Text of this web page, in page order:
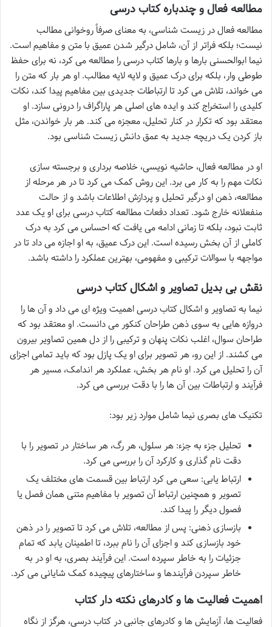
مطالعه فعال و چندباره کتاب درسی
مطالعه فعال در زیست شناسی، به معنای صرفاً روخوانی مطالب
نیست؛ بلکه فراتر از آن، شامل درگیر شدن عمیق با متن و مفاهیم است.
نیما ابوالحسنی بارها و بارها کتاب درسی را مطالعه می کرد، نه برای حفظ
طوطی وار، بلکه برای درک عمیق و لایه لایه مطالب. او هر بار که متن را
می خواند، تلاش می کرد تا ارتباطات جدیدی بین مفاهیم پیدا کند، نکات
کلیدی را استخراج کند و ایده های اصلی هر پاراگراف را درونی سازد. او
معتقد بود که تکرار در کنار تحلیل، معجزه می کند. هر بار خواندن، مثل
باز کردن یک دریچه جدید به عمق دانش زیست شناسی بود.
او در مطالعه فعال، حاشیه نویسی، خلاصه برداری و برجسته سازی
نکات مهم را به کار می برد. این روش کمک می کرد تا در هر مرحله از
مطالعه، ذهن او درگیر تحلیل و پردازش اطلاعات باشد و از حالت
منفعلانه خارج شود. تعداد دفعات مطالعه کتاب درسی برای او یک عدد
ثابت نبود، بلکه تا زمانی ادامه می یافت که احساس می کرد به درک
کاملی از آن بخش رسیده است. این درک عمیق، به او اجازه می داد تا در
مواجهه با سوالات ترکیبی و مفهومی، بهترین عملکرد را داشته باشد.
نقش بی بدیل تصاویر و اشکال کتاب درسی
نیما به تصاویر و اشکال کتاب درسی اهمیت ویژه ای می داد و آن ها را
دروازه هایی به سوی ذهن طراحان کنکور می دانست. او معتقد بود که
طراحان سوال، اغلب نکات پنهان و ترکیبی را از دل همین تصاویر بیرون
می کشند. از این رو، هر تصویر برای او یک پازل بود که باید تمامی اجزای
آن را تحلیل می کرد. او نام هر بخش، عملکرد هر اندامک، مسیر هر
فرآیند و ارتباطات بین آن ها را با دقت بررسی می کرد.
تکنیک های بصری نیما شامل موارد زیر بود:
تحلیل جزء به جزء: هر سلول، هر رگ، هر ساختار در تصویر را با
دقت نام گذاری و کارکرد آن را بررسی می کرد.
ارتباط یابی: سعی می کرد ارتباط بین قسمت های مختلف یک
تصویر و همچنین ارتباط آن تصویر با مفاهیم متنی همان فصل یا
فصول دیگر را پیدا کند.
بازسازی ذهنی: پس از مطالعه، تلاش می کرد تا تصویر را در ذهن
خود بازسازی کند و اجزای آن را نام ببرد، تا اطمینان یابد که تمام
جزئیات را به خاطر سپرده است. این فرآیند بصری، به او در به
خاطر سپردن فرآیندها و ساختارهای پیچیده کمک شایانی می کرد.
اهمیت فعالیت ها و کادرهای نکته دار کتاب
فعالیت ها، آزمایش ها و کادرهای جانبی در کتاب درسی، هرگز از نگاه